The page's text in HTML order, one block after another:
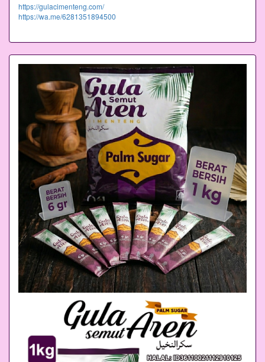
https://gulacimenteng.com/
https://wa.me/6281351894500